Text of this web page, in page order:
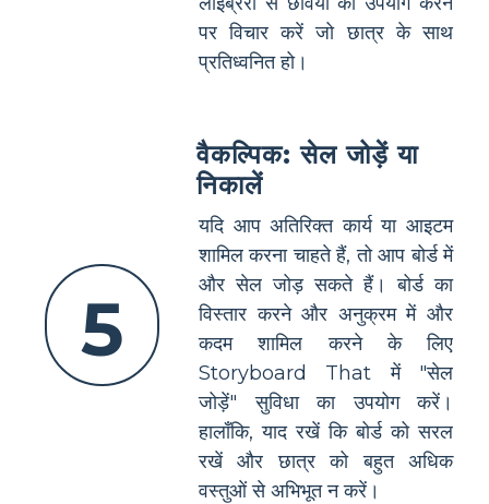
पर विचार करें जो छात्र के साथ
प्रतिध्वनित हो।
5
वैकल्पिक: सेल जोड़ें या
निकालें
यदि आप अतिरिक्त कार्य या आइटम
शामिल करना चाहते हैं, तो आप बोर्ड में
और सेल जोड़ सकते हैं। बोर्ड का
विस्तार करने और अनुक्रम में और
कदम शामिल करने के लिए
Storyboard That में "सेल
जोड़ें" सुविधा का उपयोग करें।
हालाँकि, याद रखें कि बोर्ड को सरल
रखें और छात्र को बहुत अधिक
वस्तुओं से अभिभूत न करें।